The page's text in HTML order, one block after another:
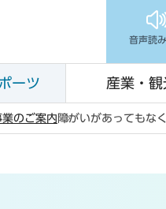
音声読
ーツ 産業・観
のご案内 障がいがあってもな